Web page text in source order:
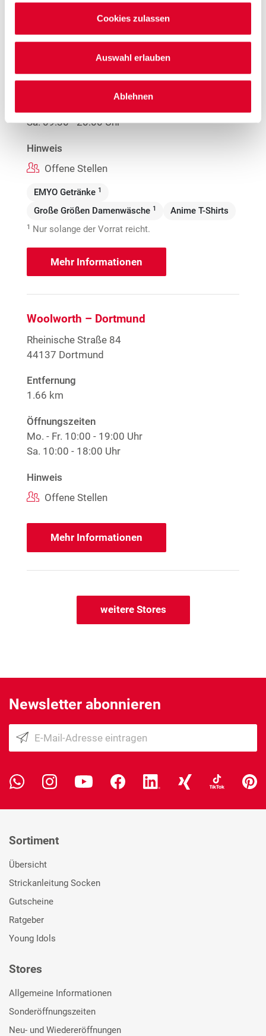
Cookies zulassen
Auswahl erlauben
Ablehnen
44137 Dortmund
Sa.09:30 - 20:00 Uhr
Hinweis
Offene Stellen
EMYO Getränke 1
Große Größen Damenwäsche 1 Anime T-Shirts
1 Nur solange der Vorrat reicht.
Mehr Informationen
Woolworth – Dortmund
Rheinische Straße 84
44137 Dortmund
Entfernung
1.66 km
Öffnungszeiten
Mo. - Fr. 10:00 - 19:00 Uhr
Sa. 10:00 - 18:00 Uhr
Hinweis
Offene Stellen
Mehr Informationen
weitere Stores
Newsletter abonnieren
Sortiment
Übersicht
Strickanleitung Socken
Gutscheine
Ratgeber
Young Idols
Stores
Allgemeine Informationen
Sonderöffnungszeiten
Neu- und Wiedereröffnungen